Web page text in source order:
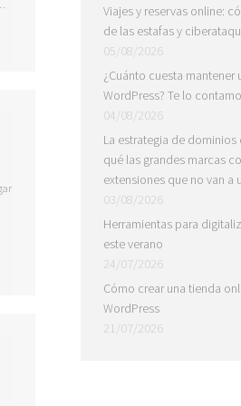
Viajes y reservas online:
de las estafas y
05/08/2026
¿Cuánto cuesta mantener
WordPress? Te lo
04/08/2026
La estrategia de dominios
qué las grandes marcas
extensiones que no van a
03/08/2026
Herramientas para
este verano
24/07/2026
Cómo crear una tienda
WordPress
21/07/2026